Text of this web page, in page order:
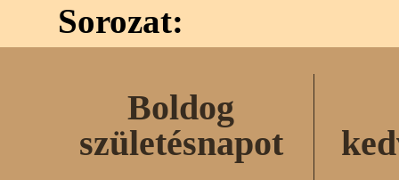
Sorozat:
Boldog
születésnapot